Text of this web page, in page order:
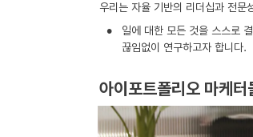
우리는 자율 기반의 리더십과 전문
•
일에 대한 모든 것을 스스로
끊임없이 연구하고자 합니다.
아이포트폴리오 마케